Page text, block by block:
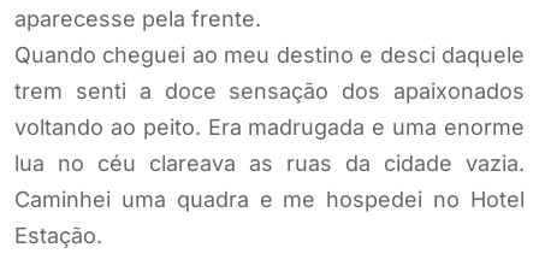
aparecesse pela frente.
Quando cheguei ao meu destino e desci daquele
trem senti a doce sensação dos apaixonados
voltando ao peito. Era madrugada e uma enorme
lua no céu clareava as ruas da cidade vazia.
Caminhei uma quadra e me hospedei no Hotel
Estação.